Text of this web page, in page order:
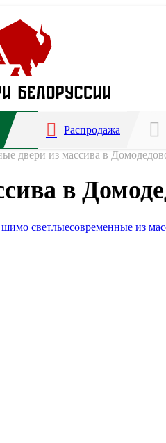
Распродажа
двери из массива в
в
шимо светлыесовременные из